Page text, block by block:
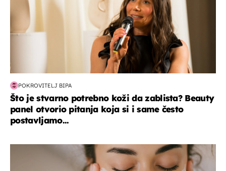
POKROVITELJ BIPA
Što je stvarno potrebno koži da zablista? Beauty
panel otvorio pitanja koja si i same često
postavljamo...
moda & ljepota